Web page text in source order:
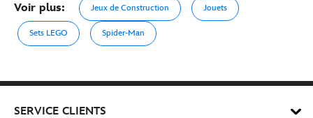
Voir plus: Jeux de Construction Jouets
Sets LEGO Spider-Man
SERVICE CLIENTS